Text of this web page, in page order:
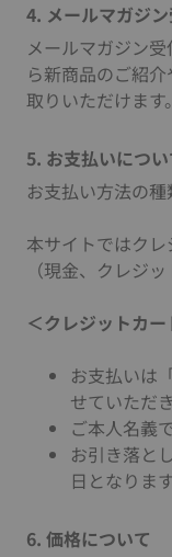
4. メールマガジ
メールマガジン
ら新商品のご紹
取りいただけます。
5. お支払いについ
お支払い方法の種
本サイトではク
（現金、クレジ
＜クレジットカ
お支払いは
せていただ
ご本人名義
お引き落と
日となります
6. 価格について